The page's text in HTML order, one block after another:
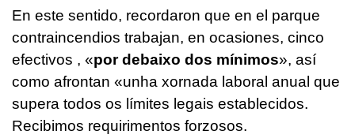
En este sentido, recordaron que en el parque
contraincendios trabajan, en ocasiones, cinco
efectivos , «por debaixo dos mínimos», así
como afrontan «unha xornada laboral anual que
supera todos os límites legais establecidos.
Recibimos requirimentos forzosos.